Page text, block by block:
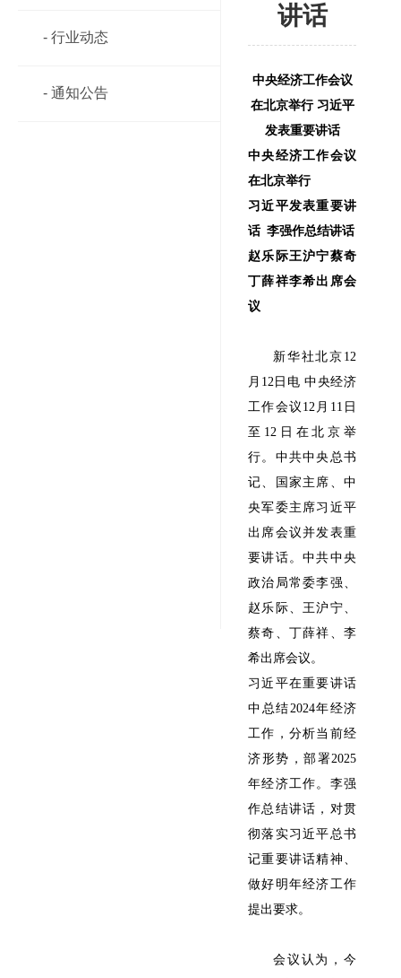
- 行业动态
- 通知公告
讲话
中央经济工作会议
在北京举行 习近平
发表重要讲话
中央经济工作会议
在北京举行
习近平发表重要讲
话 李强作总结讲话
赵乐际王沪宁蔡奇
丁薛祥李希出席会
议
新华社北京12
月12日电 中央经济
工作会议12月11日
至12日在北京举
行。中共中央总书
记、国家主席、中
央军委主席习近平
出席会议并发表重
要讲话。中共中央
政治局常委李强、
赵乐际、王沪宁、
蔡奇、丁薛祥、李
希出席会议。
习近平在重要讲话
中总结2024年经济
工作，分析当前经
济形势，部署2025
年经济工作。李强
作总结讲话，对贯
彻落实习近平总书
记重要讲话精神、
做好明年经济工作
提出要求。
会议认为，今